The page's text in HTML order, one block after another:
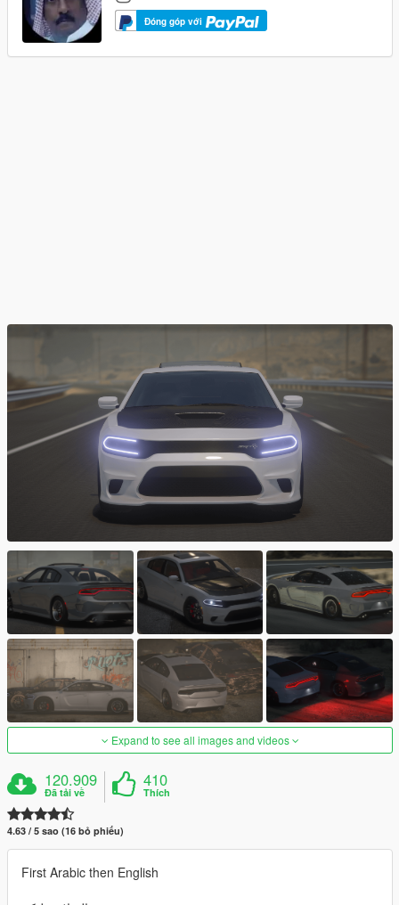
Đóng góp với
Expand to see all images and videos
120.909
Đã tải về
410
Thích
4.63 / 5 sao (16 bỏ phiếu)
First Arabic then English